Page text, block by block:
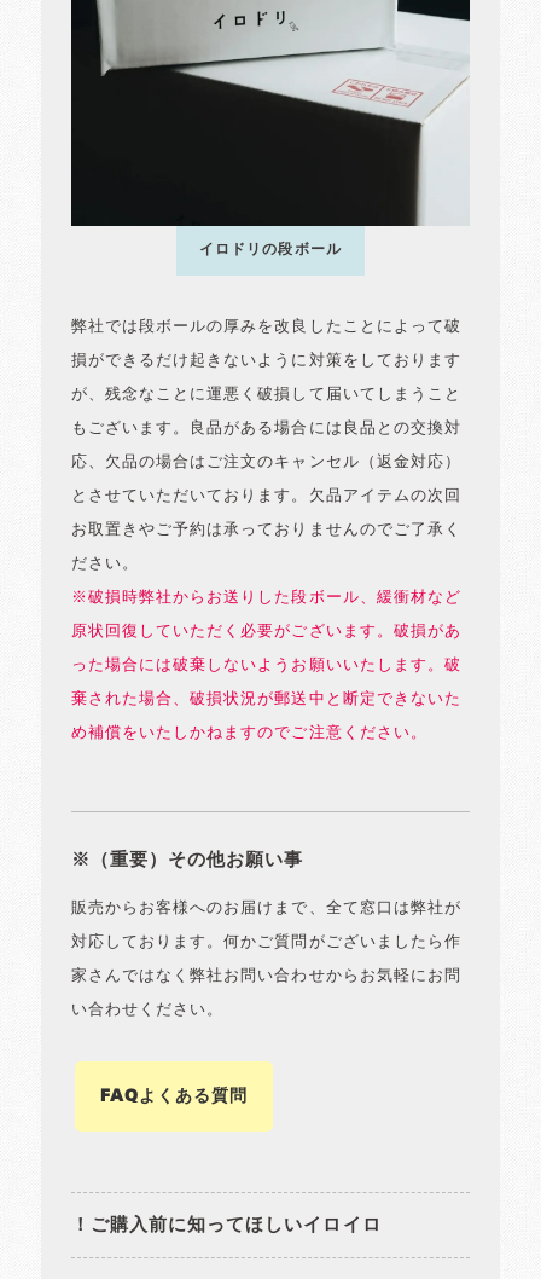
イロドリの段ボール
弊社では段ボールの厚みを改良したことによって破
損ができるだけ起きないように対策をしております
が、残念なことに運悪く破損して届いてしまうこと
もございます。良品がある場合には良品との交換対
応、欠品の場合はご注文のキャンセル（返金対応）
とさせていただいております。欠品アイテムの次回
お取置きやご予約は承っておりませんのでご了承く
ださい。
※破損時弊社からお送りした段ボール、緩衝材など
原状回復していただく必要がございます。破損があ
った場合には破棄しないようお願いいたします。破
棄された場合、破損状況が郵送中と断定できないた
め補償をいたしかねますのでご注意ください。
※（重要）その他お願い事
販売からお客様へのお届けまで、全て窓口は弊社が
対応しております。何かご質問がございましたら作
家さんではなく弊社お問い合わせからお気軽にお問
い合わせください。
FAQよくある質問
！ご購入前に知ってほしいイロイロ